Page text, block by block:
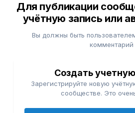
Для публикации
учётную запись или
Вы должны быть
комментарий
Создать
Зарегистрируйте новую
сообществе. Это